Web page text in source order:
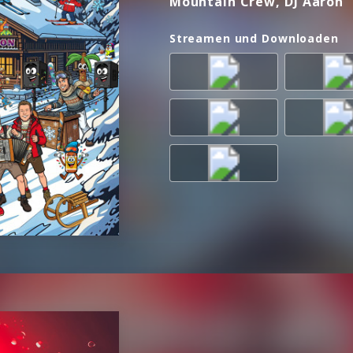
Streamen und Downloaden